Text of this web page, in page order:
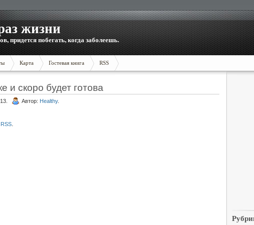
жизни
придется побегать, когда заболеешь.
Карта Гостевая книга RSS
и скоро будет готова
Автор: Healthy.
.